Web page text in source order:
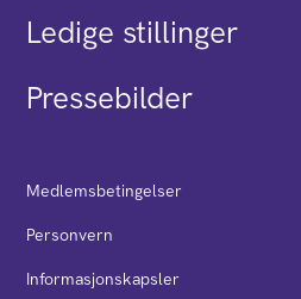
Ledige stillinger
Pressebilder
Medlemsbetingelser
Personvern
Informasjonskapsler